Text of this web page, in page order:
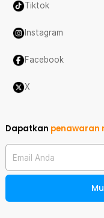
Tiktok
Instagram
Facebook
X
Dapatkan penawaran
Email Anda